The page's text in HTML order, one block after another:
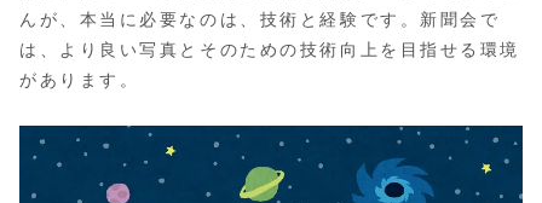
んが、本当に必要なのは、技術と経験です。新聞会で
は、より良い写真とそのための技術向上を目指せる環境
があります。